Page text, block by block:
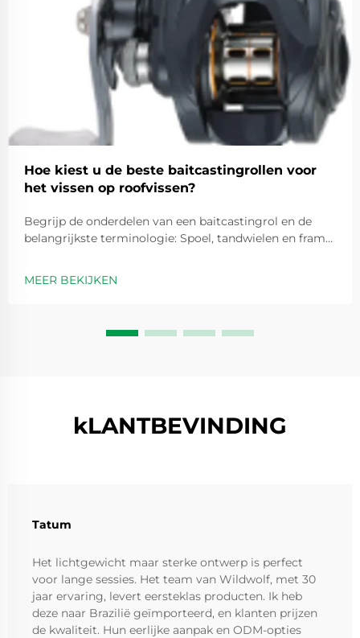
Hoe kiest u de beste baitcastingrollen voor
het vissen op roofvissen?
Begrijp de onderdelen van een baitcastingrol en de
belangrijkste terminologie: Spoel, tandwielen en frame:
hoofdcomponenten: de spoel, de tandwielen en het
MEER BEKIJKEN
kLANTBEVINDING
Tatum
Het lichtgewicht maar sterke ontwerp is perfect
voor lange sessies. Het team van Wildwolf, met 30
jaar ervaring, levert eersteklas producten. Ik heb
deze naar Brazilië geïmporteerd, en klanten prijzen
de kwaliteit. Hun eerlijke aanpak en ODM-opties